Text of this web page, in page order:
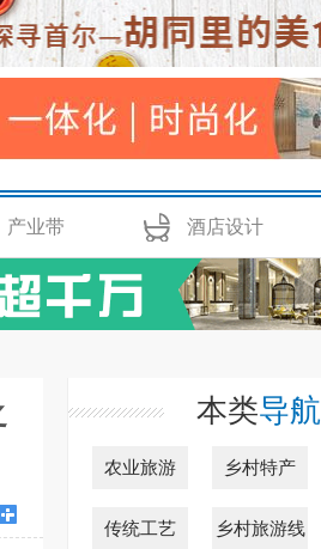
产业带 酒店设计
本类导航
农业旅游 乡村特产
传统工艺 乡村旅游线